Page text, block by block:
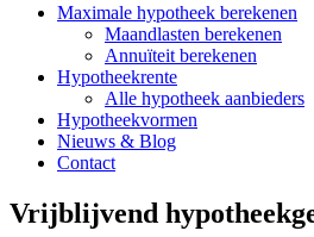
Maximale hypotheek berekenen
Maandlasten berekenen
Annuïteit berekenen
Hypotheekrente
Alle hypotheek aanbieders
Hypotheekvormen
Nieuws & Blog
Contact
Vrijblijvend